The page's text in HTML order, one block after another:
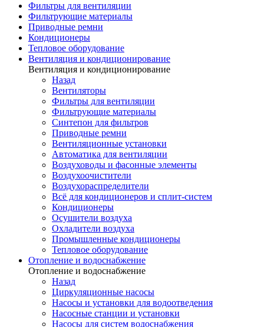
Фильтры для вентиляции
Фильтрующие материалы
Приводные ремни
Кондиционеры
Тепловое оборудование
Вентиляция и кондиционирование
Вентиляция и кондиционирование
Назад
Вентиляторы
Фильтры для вентиляции
Фильтрующие материалы
Синтепон для фильтров
Приводные ремни
Вентиляционные установки
Автоматика для вентиляции
Воздуховоды и фасонные элементы
Воздухоочистители
Воздухораспределители
Всё для кондиционеров и сплит-систем
Кондиционеры
Осушители воздуха
Охладители воздуха
Промышленные кондиционеры
Тепловое оборудование
Отопление и водоснабжение
Отопление и водоснабжение
Назад
Циркуляционные насосы
Насосы и установки для водоотведения
Насосные станции и установки
Насосы для систем водоснабжения